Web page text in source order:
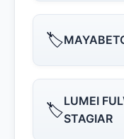
🏷️
🏷️LUMEI
STAGIAR